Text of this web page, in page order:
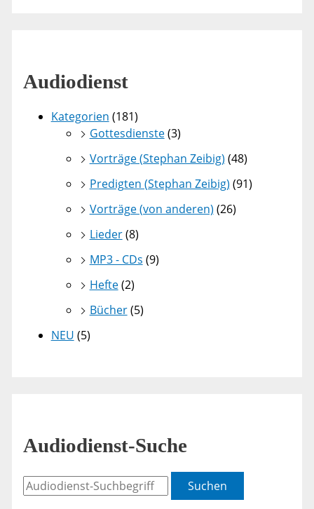
Audiodienst
Kategorien (181)
Gottesdienste(3)
Vorträge (Stephan Zeibig) (48)
Predigten (Stephan Zeibig) (91)
Vorträge (von anderen) (26)
Lieder(8)
MP3 - CDs (9)
Hefte(2)
Bücher(5)
NEU (5)
Audiodienst-Suche
Suchen